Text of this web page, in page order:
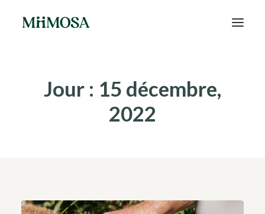
ÉpargneJour : 15 décembre,
2022